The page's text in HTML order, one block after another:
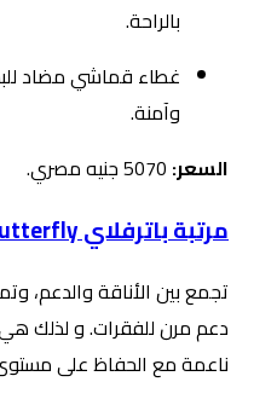
بالراحة.
غطاء قماشي مضاد
وآمنة.
السعر:
مرتبة باترفلاي Butterfly
تجمع بين الأناقة والدعم،
دعم مرن للفقرات. و لذلك
ناعمة مع الحفاظ على